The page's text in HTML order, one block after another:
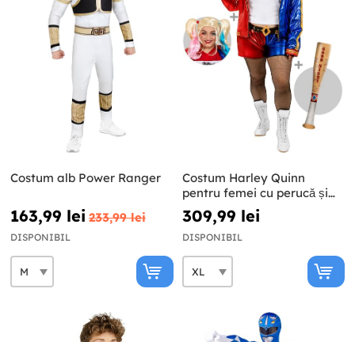
Costum alb Power Ranger
163,99 lei 233,99 lei
DISPONIBIL
Costum Harley Quinn
pentru femei cu perucă și
liliac gonflabil de
dimensiuni mari - Suicide
Squad
309,99 lei
DISPONIBIL